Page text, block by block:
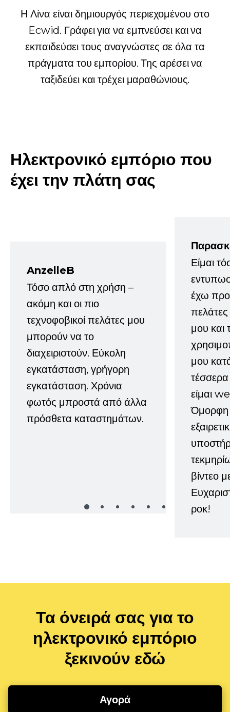
Η Λίνα είναι δημιουργός περιεχομένου στο
Ecwid. Γράφει για να εμπνεύσει και να
εκπαιδεύσει τους αναγνώστες σε όλα τα
πράγματα του εμπορίου. Της αρέσει να
ταξιδεύει και τρέχει μαραθώνιους.
Ηλεκτρονικό εμπόριο που
έχει την πλάτη σας
AnzelleB
Τόσο απλό στη χρήση –
ακόμη και οι πιο
τεχνοφοβικοί πελάτες μου
μπορούν να το
διαχειριστούν. Εύκολη
εγκατάσταση, γρήγορη
εγκατάσταση. Χρόνια
φωτός μπροστά από άλλα
πρόσθετα καταστημάτων.
Είμαι
έχω
μου και
μου
είμαι
Όμορφη
βίντεο
ροκ!
Τα όνειρά σας για το
ηλεκτρονικό εμπόριο
ξεκινούν εδώ
Αγορά